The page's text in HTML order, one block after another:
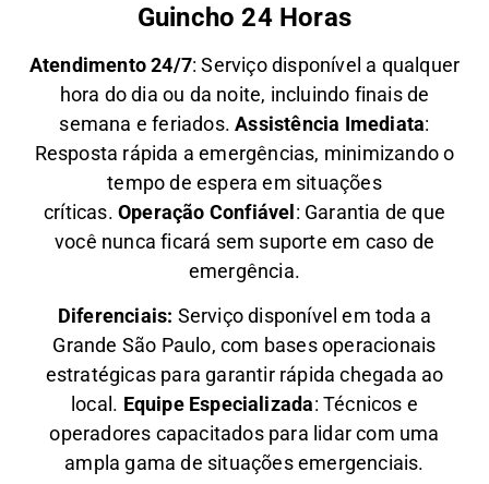
Guincho 24 Horas
Atendimento 24/7: Serviço disponível a qualquer
hora do dia ou da noite, incluindo finais de
semana e feriados.Assistência Imediata:
Resposta rápida a emergências, minimizando o
tempo de espera em situações
críticas. Operação Confiável: Garantia de que
você nunca ficará sem suporte em caso de
emergência.
Diferenciais: Serviço disponível em toda a
Grande São Paulo, com bases operacionais
estratégicas para garantir rápida chegada ao
local. Equipe Especializada: Técnicos e
operadores capacitados para lidar com uma
ampla gama de situações emergenciais.